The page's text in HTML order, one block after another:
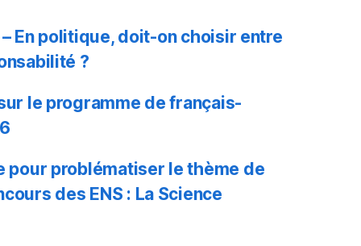
En politique, doit-on choisir entre
?
le programme de français-
pour problématiser le thème de
des ENS : La Science